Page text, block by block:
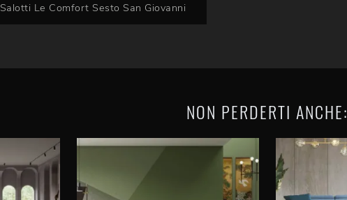
Salotti Le Comfort Sesto San Giovanni
NON PERDERTI ANCHE: